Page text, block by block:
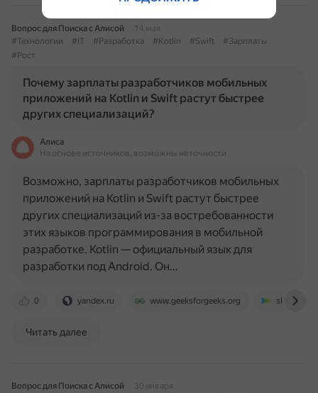
Вопрос для Поиска с Алисой
14 мая
#Технологии
#IT #Разработка #Kotlin #Swift
#Зарплаты
#Рост
Почему зарплаты разработчиков мобильных
приложений на Kotlin и Swift растут быстрее
других специализаций?
Алиса
На основе источников, возможны неточности
0 yandex.ru www.geeksforgeeks.org sky.pro
Возможно, зарплаты разработчиков мобильных
приложений на Kotlin и Swift растут быстрее
других специализаций из-за востребованности
этих языков программирования в мобильной
разработке. Kotlin — официальный язык для
разработки под Android. Он…
Читать далее
Вопрос для Поиска с Алисой
30 января